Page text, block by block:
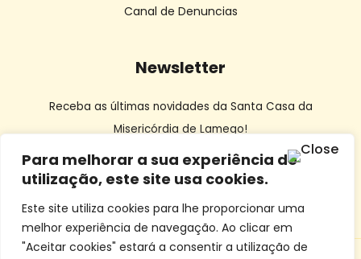
Para melhorar a sua experiência de
utilização, este site usa cookies.
Este site utiliza cookies para lhe proporcionar uma
melhor experiência de navegação. Ao clicar em
"Aceitar cookies" estará a consentir a utilização de
Canal de Denuncias
Newsletter
Receba as últimas novidades da Santa Casa da
Misericórdia de Lamego!